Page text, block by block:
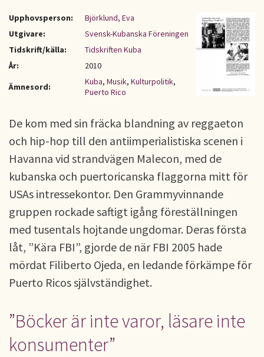
Upphovsperson:
Björklund, Eva
Utgivare:
Svensk-Kubanska Föreningen
Tidskrift/källa:
Tidskriften Kuba
År:
2010
Ämnesord:
Kuba, Musik, Kulturpolitik,
Puerto Rico
De kom med sin fräcka blandning av reggaeton
och hip-hop till den antiimperialistiska scenen i
Havanna vid strandvägen Malecon, med de
kubanska och puertoricanska flaggorna mitt för
USAs intressekontor. Den Grammyvinnande
gruppen rockade saftigt igång föreställningen
med tusentals hojtande ungdomar. Deras första
låt, ”Kära FBI”, gjorde de när FBI 2005 hade
mördat Filiberto Ojeda, en ledande förkämpe för
Puerto Ricos självständighet.
”Böcker är inte varor, läsare inte
konsumenter”